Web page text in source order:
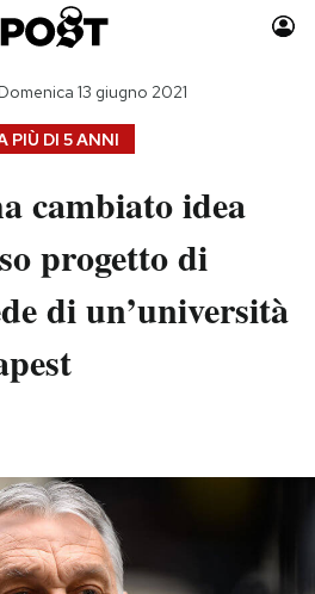
Auto
Moda
Consumismi
Storie/Idee
Mondiali calcio 2026
PIÙ DI 5 ANNI
Domenica 13 giugno 2021
cambiato idea
progetto di
di un’università